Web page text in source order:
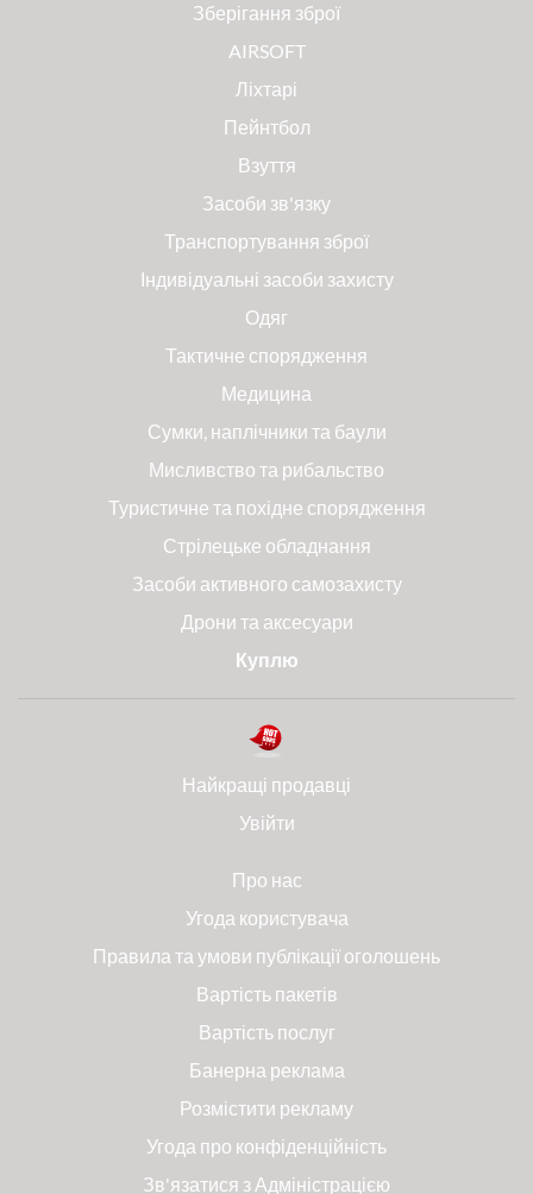
Зберігання зброї
AIRSOFT
Ліхтарі
Пейнтбол
Взуття
Засоби зв'язку
Транспортування зброї
Індивідуальні засоби захисту
Одяг
Тактичне спорядження
Медицина
Сумки, наплічники та баули
Мисливство та рибальство
Туристичне та похідне спорядження
Стрілецьке обладнання
Засоби активного самозахисту
Дрони та аксесуари
Куплю
Найкращі продавці
Увійти
Про нас
Угода користувача
Правила та умови публікації оголошень
Вартість пакетів
Вартість послуг
Банерна реклама
Розмістити рекламу
Угода про конфіденційність
Зв'язатися з Адміністрацією